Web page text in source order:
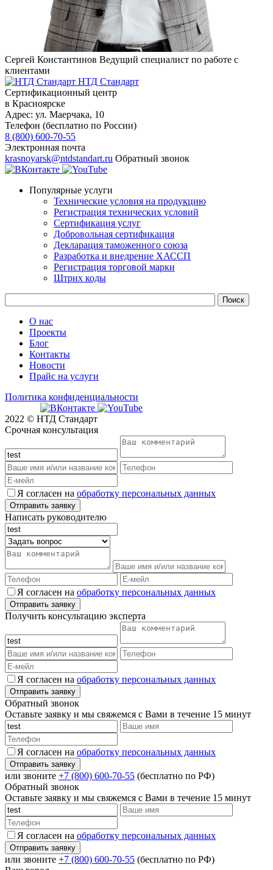
Сергей Константинов Ведущий специалист по работе с
клиентами
НТД Стандарт
Сертификационный центр
в Красноярске
Адрес: ул. ​​​Маерчака, 10
Телефон (бесплатно по России)
8 (800) 600-70-55
Электронная почта
krasnoyarsk@ntdstandart.ru Обратный звонок
Популярные услуги
Технические условия на продукцию
Регистрация технических условий
Сертификация услуг
Добровольная сертификация
Декларация таможенного союза
Разработка и внедрение ХАССП
Регистрация торговой марки
Штрих коды
О нас
Проекты
Блог
Контакты
Новости
Прайс на услуги
Политика конфиденциальности
2022 © НТД Стандарт
Срочная консультация
Я согласен на обработку персональных данных
Написать руководителю
Я согласен на обработку персональных данных
Получить консультацию эксперта
Я согласен на обработку персональных данных
Обратный звонок
Оставьте заявку и мы свяжемся с Вами в течение 15 минут
Я согласен на обработку персональных данных
или звоните +7 (800) 600-70-55 (бесплатно по РФ)
Обратный звонок
Оставьте заявку и мы свяжемся с Вами в течение 15 минут
Я согласен на обработку персональных данных
или звоните +7 (800) 600-70-55 (бесплатно по РФ)